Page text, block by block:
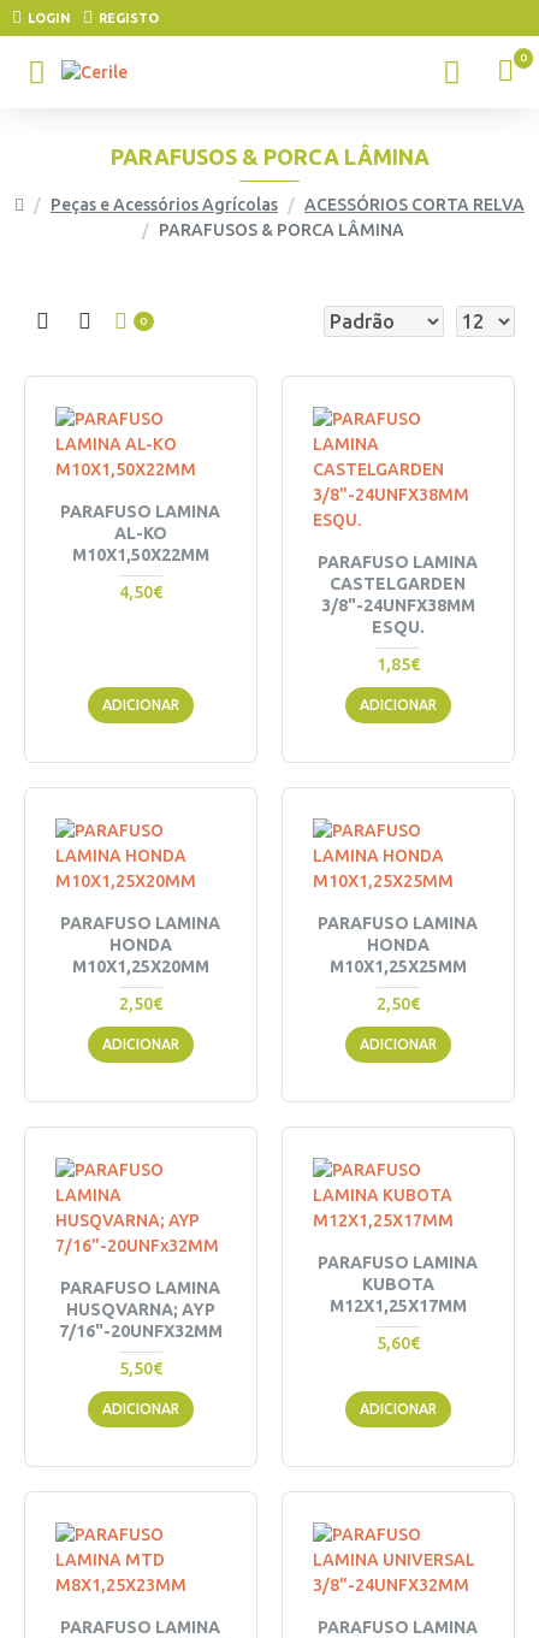
LOGIN REGISTO
0
Peças e Acessórios Agrícolas
ACESSÓRIOS CORTA RELVA
PARAFUSOS & PORCA LÂMINA
PARAFUSOS & PORCA LÂMINA
0
PARAFUSO LAMINA
AL-KO
M10X1,50X22MM
4,50€
ADICIONAR
PARAFUSO LAMINA
CASTELGARDEN
3/8"-24UNFX38MM
ESQU.
1,85€
ADICIONAR
PARAFUSO LAMINA
HONDA
M10X1,25X20MM
2,50€
ADICIONAR
PARAFUSO LAMINA
HONDA
M10X1,25X25MM
2,50€
ADICIONAR
PARAFUSO LAMINA
HUSQVARNA; AYP
7/16"-20UNFX32MM
5,50€
ADICIONAR
PARAFUSO LAMINA
KUBOTA
M12X1,25X17MM
5,60€
ADICIONAR
PARAFUSO LAMINA
PARAFUSO LAMINA